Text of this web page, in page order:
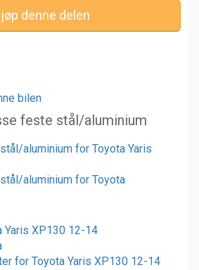
bilen
feste stål/aluminium
aluminium for Toyota Yaris
aluminium for Toyota
Yaris XP130 12-14
for Toyota Yaris XP130 12-14